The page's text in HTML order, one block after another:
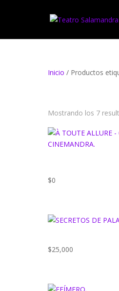
Inicio / Productos
Mostrando los 7
$0
$25,000